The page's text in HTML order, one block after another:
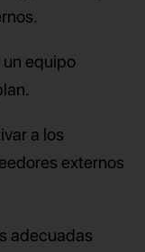
un equipo
a los
externos
adecuadas